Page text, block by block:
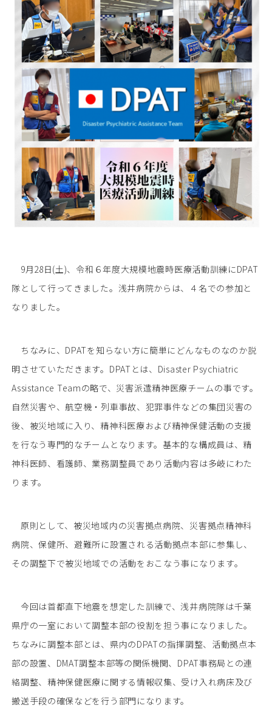
地域連携 お問い合わせ アクセス
9月28日(土)、令和６年度大規模地震時医療活動訓練にDPAT
隊として行ってきました。浅井病院からは、４名での参加と
なりました。
ちなみに、DPATを知らない方に簡単にどんなものなのか説
明させていただきます。DPATとは、Disaster Psychiatric
Assistance Teamの略で、災害派遣精神医療チームの事です。
自然災害や、航空機・列車事故、犯罪事件などの集団災害の
後、被災地域に入り、精神科医療および精神保健活動の支援
を行なう専門的なチームとなります。基本的な構成員は、精
神科医師、看護師、業務調整員であり活動内容は多岐にわた
ります。
原則として、被災地域内の災害拠点病院、災害拠点精神科
病院、保健所、避難所に設置される活動拠点本部に参集し、
その調整下で被災地域での活動をおこなう事になります。
今回は首都直下地震を想定した訓練で、浅井病院隊は千葉
県庁の一室において調整本部の役割を担う事になりました。
ちなみに調整本部とは、県内のDPATの指揮調整、活動拠点本
部の設置、DMAT調整本部等の関係機関、DPAT事務局との連
絡調整、精神保健医療に関する情報収集、受け入れ病床及び
搬送手段の確保などを行う部門になります。